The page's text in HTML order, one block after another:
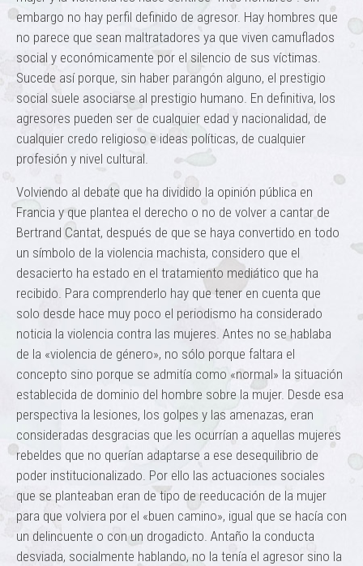
embargo no hay perfil definido de agresor. Hay hombres que
no parece que sean maltratadores ya que viven camuflados
social y económicamente por el silencio de sus víctimas.
Sucede así porque, sin haber parangón alguno, el prestigio
social suele asociarse al prestigio humano. En definitiva, los
agresores pueden ser de cualquier edad y nacionalidad, de
cualquier credo religioso e ideas políticas, de cualquier
profesión y nivel cultural.
Volviendo al debate que ha dividido la opinión pública en
Francia y que plantea el derecho o no de volver a cantar de
Bertrand Cantat, después de que se haya convertido en todo
un símbolo de la violencia machista, considero que el
desacierto ha estado en el tratamiento mediático que ha
recibido. Para comprenderlo hay que tener en cuenta que
solo desde hace muy poco el periodismo ha considerado
noticia la violencia contra las mujeres. Antes no se hablaba
de la «violencia de género», no sólo porque faltara el
concepto sino porque se admitía como «normal» la situación
establecida de dominio del hombre sobre la mujer. Desde esa
perspectiva la lesiones, los golpes y las amenazas, eran
consideradas desgracias que les ocurrían a aquellas mujeres
rebeldes que no querían adaptarse a ese desequilibrio de
poder institucionalizado. Por ello las actuaciones sociales
que se planteaban eran de tipo de reeducación de la mujer
para que volviera por el «buen camino», igual que se hacía con
un delincuente o con un drogadicto. Antaño la conducta
desviada, socialmente hablando, no la tenía el agresor sino la